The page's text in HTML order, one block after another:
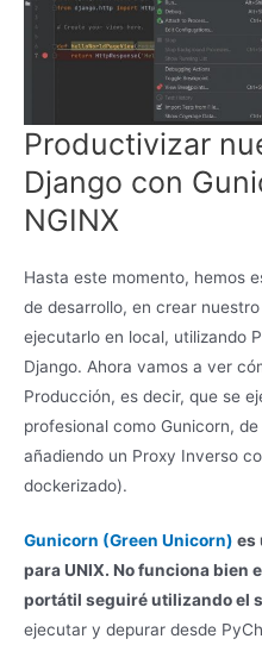
Productivizar
Django con
NGINX
Hasta este momento, hemos
de desarrollo, en crear
ejecutarlo en local, utilizando
Django. Ahora vamos a ver
Producción, es decir, que se
profesional como Gunicorn,
añadiendo un Proxy Inverso
dockerizado).
Gunicorn (Green Unicorn) es
para UNIX. No funciona bien
portátil seguiré utilizando el
ejecutar y depurar desde